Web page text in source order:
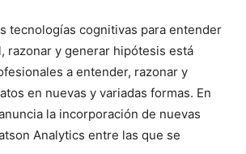
tecnologías cognitivas para entender
razonar y generar hipótesis está
a entender, razonar y
en nuevas y variadas formas. En
la incorporación de nuevas
Analytics entre las que se